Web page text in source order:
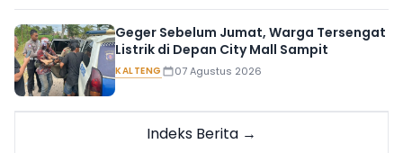
Geger Sebelum Jumat, Warga Tersengat
Listrik di Depan City Mall Sampit
KALTENG 07 Agustus 2026
Indeks Berita →